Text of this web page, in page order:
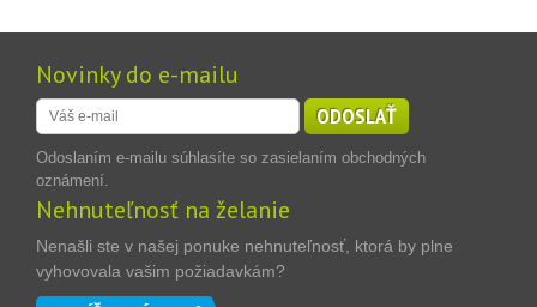
Novinky do e-mailu
ODOSLAŤ
Odoslaním e-mailu súhlasíte so zasielaním obchodných
oznámení.
Nehnuteľnosť na želanie
Nenašli ste v našej ponuke nehnuteľnosť, ktorá by plne
vyhovovala vašim požiadavkám?